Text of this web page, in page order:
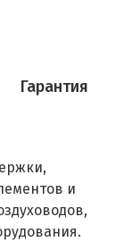
Гарантия
и